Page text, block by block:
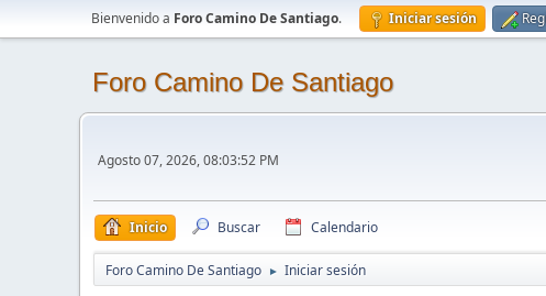
Bienvenido a Foro Camino De Santiago. Iniciar sesión
Foro Camino De Santiago
Agosto 07, 2026, 08:03:52 PM
Inicio Buscar Calendario
Foro Camino De Santiago ► Iniciar sesión